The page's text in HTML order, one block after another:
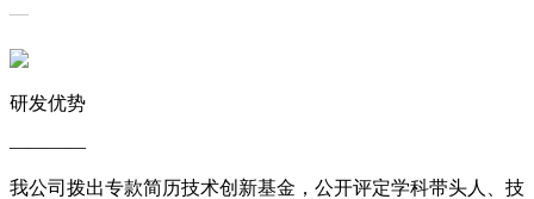
—
研发优势
————
我公司拨出专款简历技术创新基金，公开评定学科带头人、技